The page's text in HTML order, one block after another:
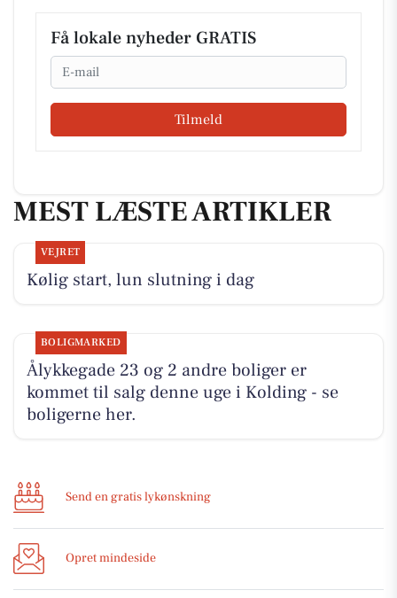
Få lokale nyheder GRATIS
Email
Tilmeld
MEST LÆSTE ARTIKLER
VEJRET
Kølig start, lun slutning i dag
BOLIGMARKED
Ålykkegade 23 og 2 andre boliger er
kommet til salg denne uge i Kolding - se
boligerne her.
Send en gratis lykønskning
Opret mindeside